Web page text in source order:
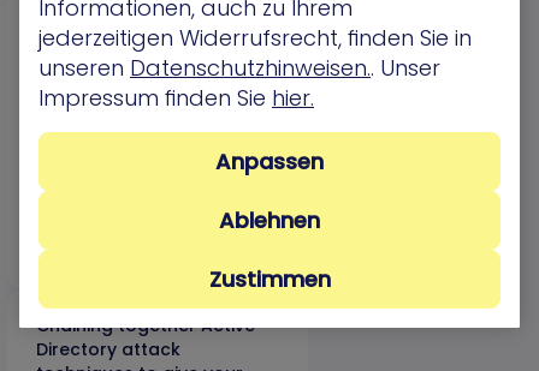
A CISO’s Guide to
Reporting Cyber Risk to the
Board
In the eBook you’ll learn the
four key challenges CISOs
face when reporting to the
board:
Chaining together Active
Directory attack
Informationen, auch zu Ihrem
jederzeitigen Widerrufsrecht, finden Sie in
unseren Datenschutzhinweisen.. Unser
Impressum finden Sie hier.
Ablehnen
Zustimmen
Anpassen